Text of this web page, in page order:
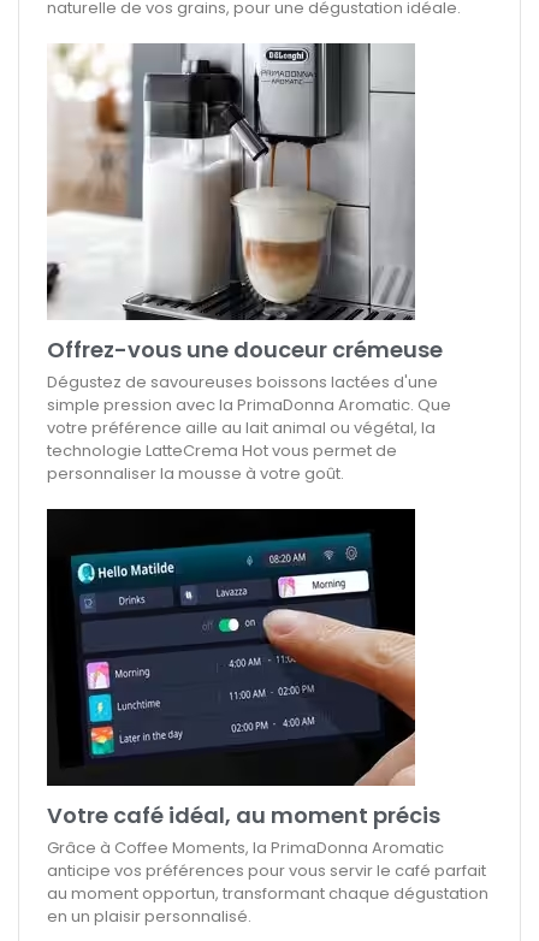
naturelle de vos grains, pour une dégustation idéale.
Offrez-vous une douceur crémeuse
Dégustez de savoureuses boissons lactées d'une
simple pression avec la PrimaDonna Aromatic. Que
votre préférence aille au lait animal ou végétal, la
technologie LatteCrema Hot vous permet de
personnaliser la mousse à votre goût.
Votre café idéal, au moment précis
Grâce à Coffee Moments, la PrimaDonna Aromatic
anticipe vos préférences pour vous servir le café parfait
au moment opportun, transformant chaque dégustation
en un plaisir personnalisé.